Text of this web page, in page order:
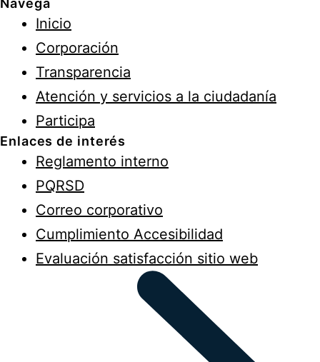
Navega
Inicio
Corporación
Transparencia
Atención y servicios a la ciudadanía
Participa
Enlaces de interés
Reglamento interno
PQRSD
Correo corporativo
Cumplimiento Accesibilidad
Evaluación satisfacción sitio web